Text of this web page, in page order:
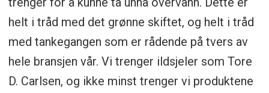
helt i tråd med det grønne skiftet, og helt i tråd
med tankegangen som er rådende på tvers av
hele bransjen vår. Vi trenger ildsjeler som Tore
D. Carlsen, og ikke minst trenger vi produktene